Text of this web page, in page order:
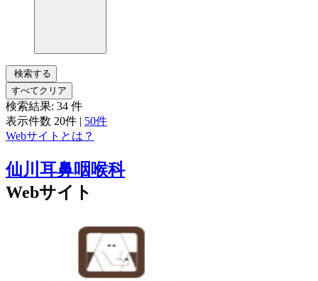
検索する
すべてクリア
検索結果: 34 件
表示件数 20件 | 50件
Webサイトとは？
仙川耳鼻咽喉科
Webサイト